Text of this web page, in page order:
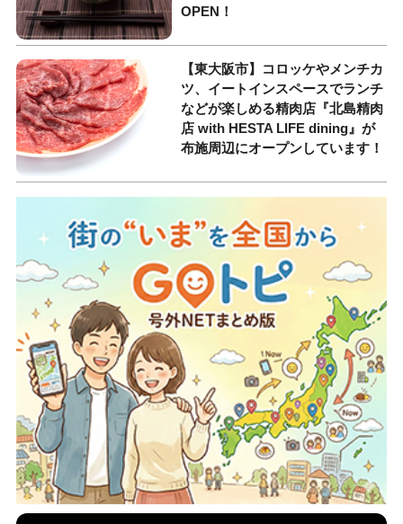
OPEN！
【東大阪市】コロッケやメンチカ
ツ、イートインスペースでランチ
などが楽しめる精肉店『北島精肉
店 with HESTA LIFE dining』が
布施周辺にオープンしています！